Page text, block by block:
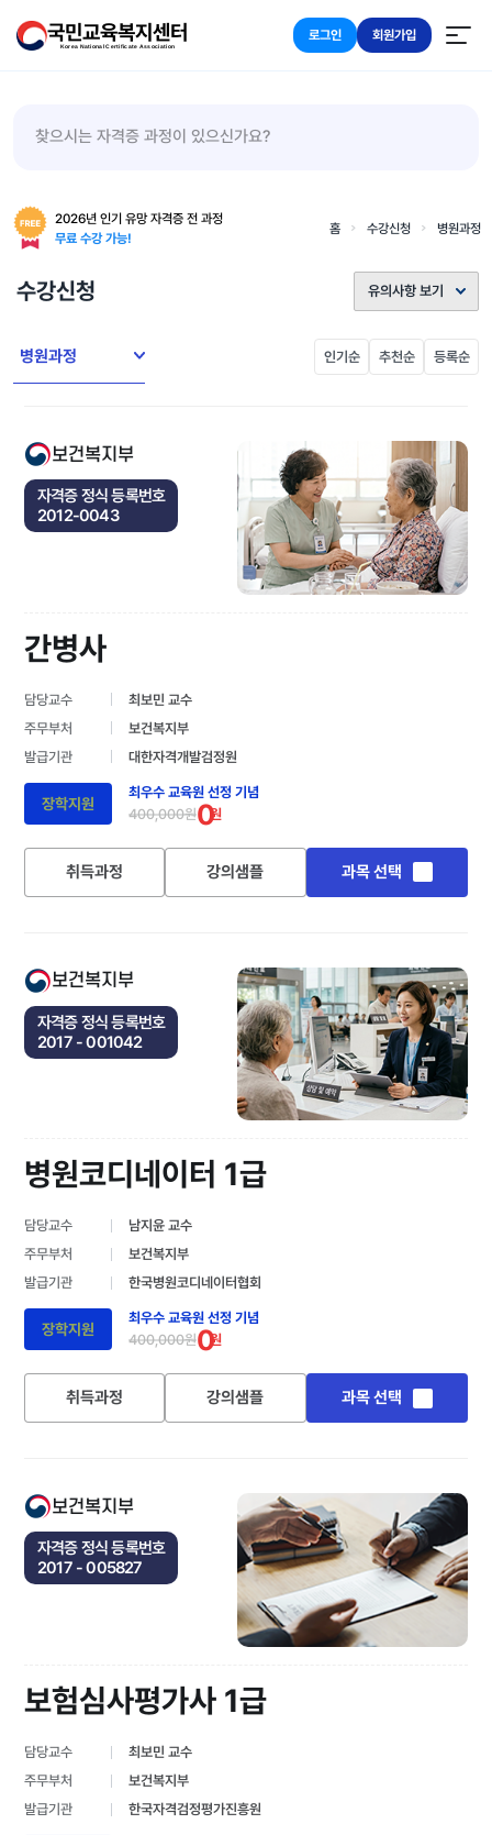
국민교육복지센터
Korea National Certificate Association
로그인 회원가입
찾으시는 자격증 과정이 있으신가요?
2026년 인기 유망 자격증 전 과정
무료 수강 가능!
홈 수강신청 병원과정
수강신청 유의사항 보기
병원과정 인기순 추천순 등록순
보건복지부
자격증 정식 등록번호
2012-0043
간병사
담당교수
최보민 교수
주무부처
보건복지부
발급기관
대한자격개발검정원
장학지원
최우수 교육원 선정 기념
400,000원0원
취득과정 강의샘플 과목 선택
보건복지부
자격증 정식 등록번호
2017 - 001042
병원코디네이터 1급
담당교수
남지윤 교수
주무부처
보건복지부
발급기관
한국병원코디네이터협회
장학지원
최우수 교육원 선정 기념
400,000원0원
취득과정 강의샘플 과목 선택
보건복지부
자격증 정식 등록번호
2017 - 005827
보험심사평가사 1급
담당교수
최보민 교수
주무부처
보건복지부
발급기관
한국자격검정평가진흥원